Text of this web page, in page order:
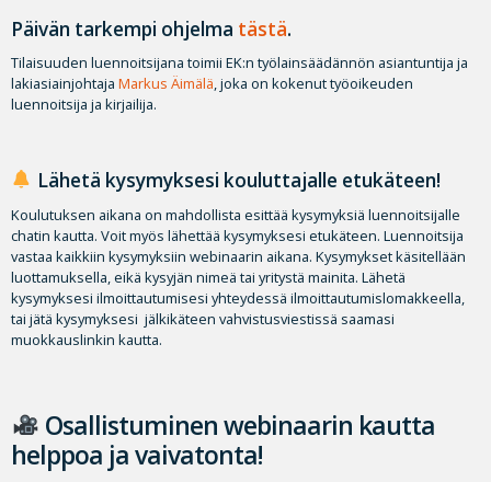
Päivän tarkempi ohjelma tästä.
Tilaisuuden luennoitsijana toimii EK:n työlainsäädännön asiantuntija ja
lakiasiainjohtaja Markus Äimälä, joka on kokenut työoikeuden
luennoitsija ja kirjailija.
Lähetä kysymyksesi kouluttajalle etukäteen!
Koulutuksen aikana on mahdollista esittää kysymyksiä luennoitsijalle
chatin kautta. Voit myös lähettää kysymyksesi etukäteen. Luennoitsija
vastaa kaikkiin kysymyksiin webinaarin aikana. Kysymykset käsitellään
luottamuksella, eikä kysyjän nimeä tai yritystä mainita. Lähetä
kysymyksesi ilmoittautumisesi yhteydessä ilmoittautumislomakkeella,
tai jätä kysymyksesi jälkikäteen vahvistusviestissä saamasi
muokkauslinkin kautta.
Osallistuminen webinaarin kautta
helppoa ja vaivatonta!